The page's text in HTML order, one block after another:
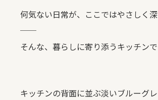
何気ない日常が、ここではやさしく
──
そんな、暮らしに寄り添うキッチンで
キッチンの背面に並ぶ淡いブルーグ